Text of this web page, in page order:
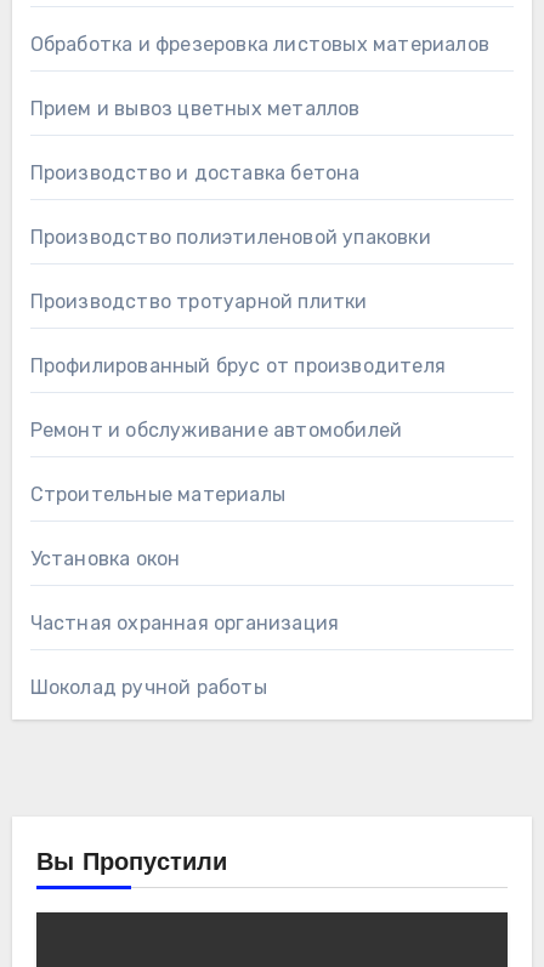
Обработка и фрезеровка листовых материалов
Прием и вывоз цветных металлов
Производство и доставка бетона
Производство полиэтиленовой упаковки
Производство тротуарной плитки
Профилированный брус от производителя
Ремонт и обслуживание автомобилей
Строительные материалы
Установка окон
Частная охранная организация
Шоколад ручной работы
Вы Пропустили